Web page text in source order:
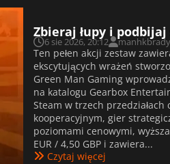
Zbieraj łupy i
6 sie 2026, 20:12 manhkbrady
Ten pełen akcji zestaw
ekscytujących wrażeń
Green Man Gaming
na katalogu Gearbox
Steam w trzech
kooperacyjnym, gier
poziomami cenowymi,
EUR / 4,50 GBP i zawiera...
Czytaj więcej